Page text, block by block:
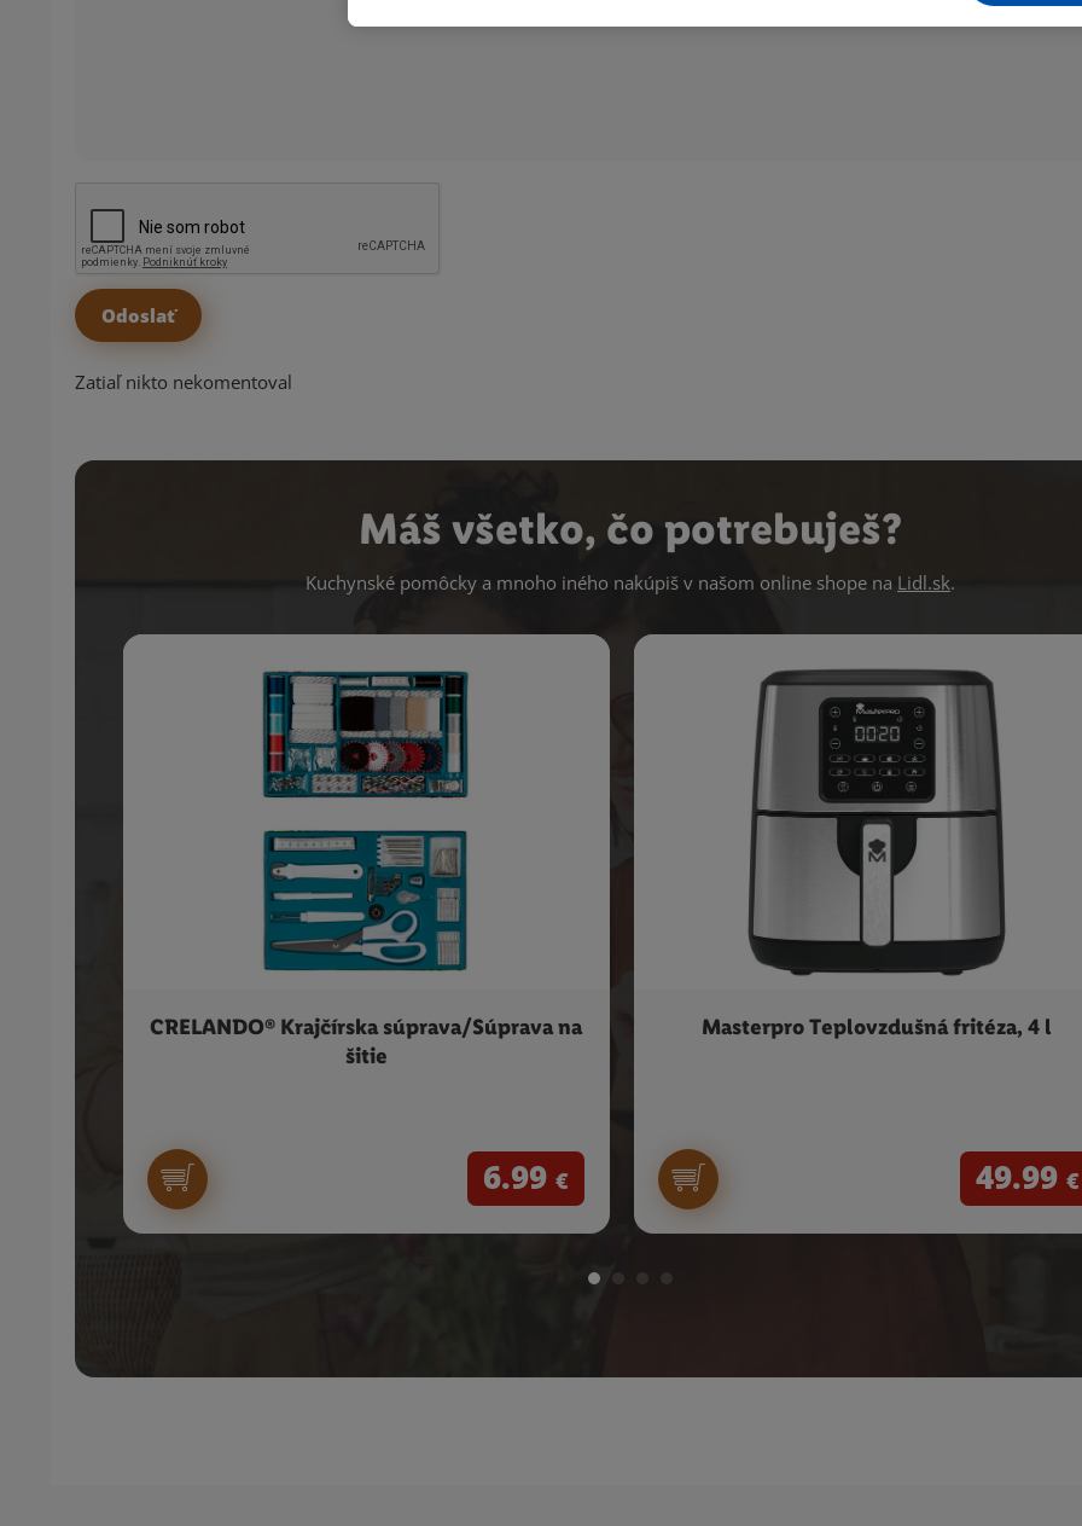
Zatiaľ nikto nekomentoval
Máš všetko, čo potrebuješ?
Kuchynské pomôcky a mnoho iného nakúpiš v našom online shope na Lidl.sk.
CRELANDO® Krajčírska súprava/Súprava na
šitie
6.99 €
Masterpro Teplovzdušná fritéza, 4 l
49.99 €